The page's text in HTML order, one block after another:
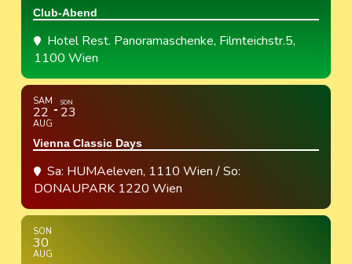
Club-Abend
Hotel Rest. Panoramaschenke, Filmteichstr.5,
1100 Wien
SAM
22
AUG
SON
23
Vienna Classic Days
Sa: HUMAeleven, 1110 Wien / So:
DONAUPARK 1220 Wien
SON
30
AUG